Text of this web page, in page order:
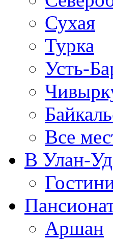
Сухая
Турка
Усть-
Все
В Улан-
Аршан